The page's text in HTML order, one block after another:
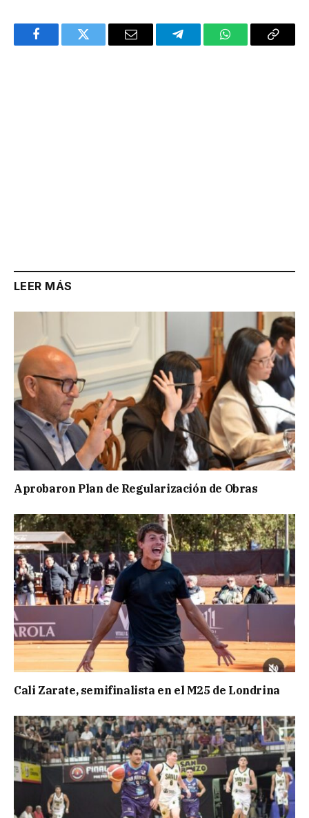
FacebookTwitter Email TelegramWhatsAppCopy
LEER MÁS
Aprobaron Plan de Regularización de Obras
Cali Zarate, semifinalista en el M25 de Londrina